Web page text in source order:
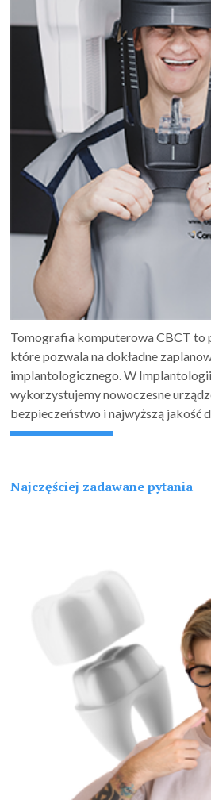
Tomografia komputerowa CBCT to
które pozwala na dokładne
implantologicznego. W
wykorzystujemy nowoczesne
bezpieczeństwo i najwyższą jakość
Najczęściej zadawane pytania